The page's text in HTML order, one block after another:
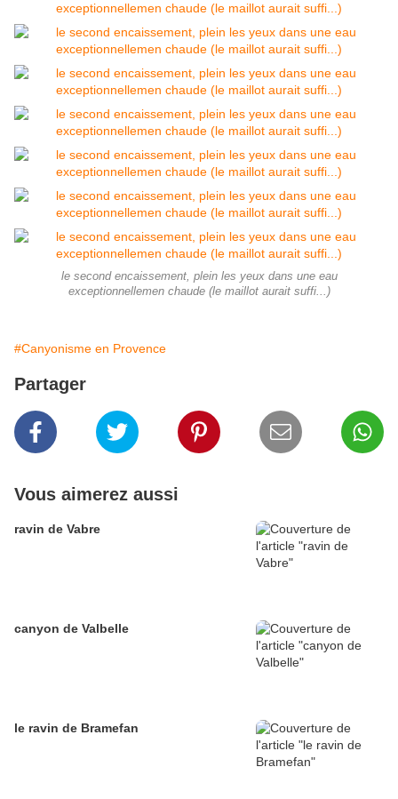
le second encaissement, plein les yeux dans une eau
exceptionnellemen chaude (le maillot aurait suffi...)
#Canyonisme en Provence
Partager
Vous aimerez aussi
ravin de Vabre
canyon de Valbelle
le ravin de Bramefan